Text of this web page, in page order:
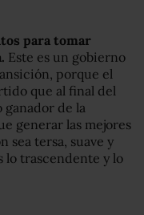
para tomar
Este es un gobierno
porque el
que al final del
de la
generar las mejores
sea tersa, suave y
lo trascendente y lo